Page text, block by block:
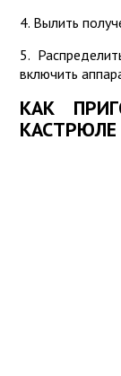
4. Вылить
5.
включить
КАК